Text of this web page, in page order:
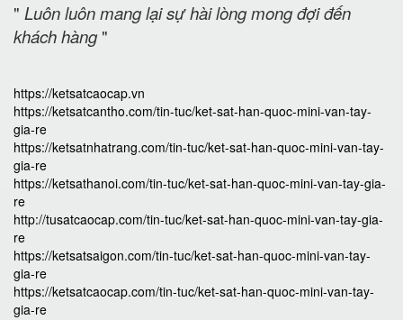
" Luôn luôn mang lại sự hài lòng mong đợi đến
khách hàng"
https://ketsatcaocap.vn
https://ketsatcantho.com/tin-tuc/ket-sat-han-quoc-mini-van-tay-
gia-re
https://ketsatnhatrang.com/tin-tuc/ket-sat-han-quoc-mini-van-tay-
gia-re
https://ketsathanoi.com/tin-tuc/ket-sat-han-quoc-mini-van-tay-gia-
re
http://tusatcaocap.com/tin-tuc/ket-sat-han-quoc-mini-van-tay-gia-
re
https://ketsatsaigon.com/tin-tuc/ket-sat-han-quoc-mini-van-tay-
gia-re
https://ketsatcaocap.com/tin-tuc/ket-sat-han-quoc-mini-van-tay-
gia-re